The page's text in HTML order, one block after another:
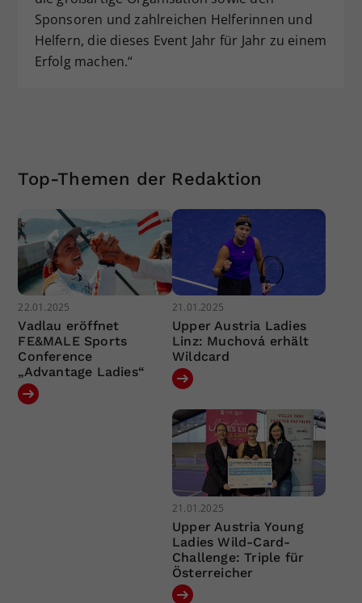
Sponsoren und zahlreichen Helferinnen und
Helfern, die dieses Event Jahr für Jahr zu einem
Erfolg machen.“
Top-Themen der Redaktion
22.01.2025
Vadlau eröffnet
FE&MALE Sports
Conference
„Advantage Ladies“
21.01.2025
Upper Austria Ladies
Linz: Muchová erhält
Wildcard
21.01.2025
Upper Austria Young
Ladies Wild-Card-
Challenge: Triple für
Österreicher